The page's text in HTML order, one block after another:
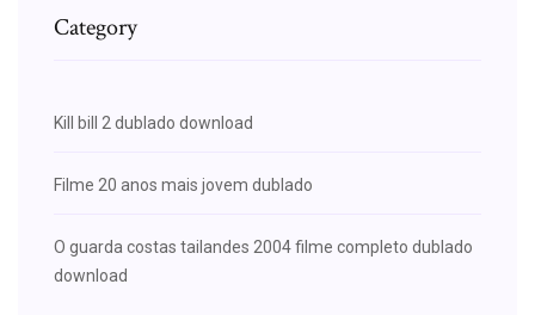
Category
Kill bill 2 dublado download
Filme 20 anos mais jovem dublado
O guarda costas tailandes 2004 filme completo dublado
download